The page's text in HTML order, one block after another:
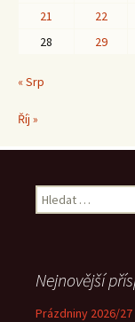
21
22
28
29
« Srp
Říj »
Vyhledávání
Nejnovější
Prázdniny 2026/27